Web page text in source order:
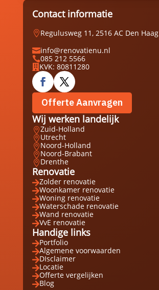
Contact informatie
Regulusweg 11, 2516 AC Den Haag
info@renovatienu.nl
085 212 5566
 KVK: 80811280
Offerte Aanvragen
Wij werken landelijk
Zuid-Holland
Utrecht
Noord-Holland
Noord-Brabant
Drenthe
Renovatie
Zolder renovatie
Woonkamer renovatie
Woning renovatie
Waterschade renovatie
Wand renovatie
VvE renovatie
Handige links
Portfolio
Algemene voorwaarden
DIsclaimer
Locatie
Offerte vergelijken
Blog